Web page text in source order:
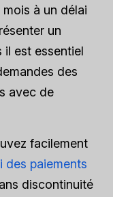
à un délai
un
il est essentiel
des
avec de
facilement
des paiements
discontinuité